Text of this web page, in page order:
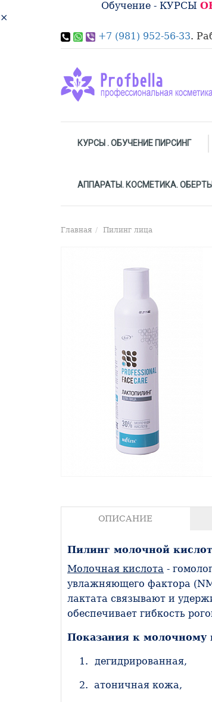
Обучение - КУРСЫ
×
+7 (981) 952-56-33.
КУРСЫ . ОБУЧЕНИЕ ПИРСИНГ
АППАРАТЫ. КОСМЕТИКА.
Главная Пилинг лица
ОПИСАНИЕ
Пилинг молочной
Молочная кислота -
увлажняющего фактора
лактата связывают и
обеспечивает гибкость
Показания к молочному
дегидрированная,
атоничная кожа,